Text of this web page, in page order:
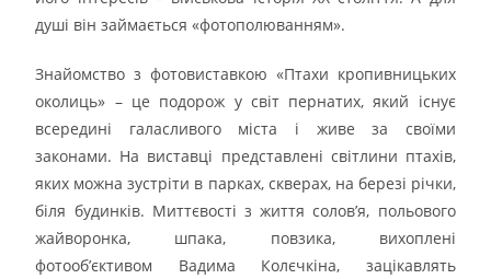
душі він займається «фотополюванням».
Знайомство з фотовиставкою «Птахи кропивницьких
околиць» – це подорож у світ пернатих, який існує
всередині галасливого міста і живе за своїми
законами. На виставці представлені світлини птахів,
яких можна зустріти в парках, скверах, на березі річки,
біля будинків. Миттєвості з життя солов’я, польового
жайворонка, шпака, повзика, вихоплені
фотооб’єктивом Вадима Колєчкіна, зацікавлять